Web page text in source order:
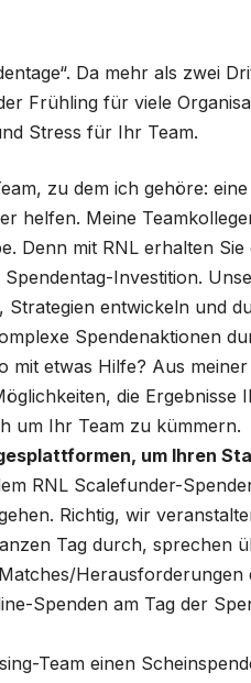
Da mehr als zwei
Frühling für viele
Stress für Ihr Team.
zu dem ich gehöre:
helfen. Meine
Denn mit RNL erhalten
Investition.
Strategien entwickeln und
Spendenaktionen
mit etwas Hilfe? Aus
die Ergebnisse
um Ihr Team zu kümmern.
um Ihren
RNL Scalefunder-
Richtig, wir
Tag durch, sprechen
Herausforderungen
Spenden am Tag der
Team einen